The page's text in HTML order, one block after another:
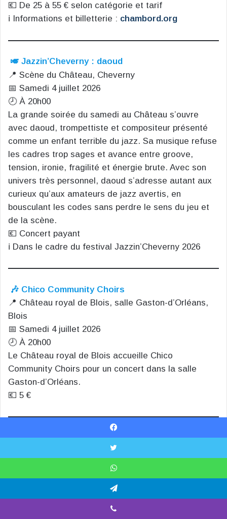
💶 De 25 à 55 € selon catégorie et tarif
ℹ️ Informations et billetterie : chambord.org
🎺 Jazzin’Cheverny : daoud
📍 Scène du Château, Cheverny
📅 Samedi 4 juillet 2026
🕗 À 20h00
La grande soirée du samedi au Château s’ouvre
avec daoud, trompettiste et compositeur présenté
comme un enfant terrible du jazz. Sa musique refuse
les cadres trop sages et avance entre groove,
tension, ironie, fragilité et énergie brute. Avec son
univers très personnel, daoud s’adresse autant aux
curieux qu’aux amateurs de jazz avertis, en
bousculant les codes sans perdre le sens du jeu et
de la scène.
💶 Concert payant
ℹ️ Dans le cadre du festival Jazzin’Cheverny 2026
🎶 Chico Community Choirs
📍 Château royal de Blois, salle Gaston-d’Orléans,
Blois
📅 Samedi 4 juillet 2026
🕗 À 20h00
Le Château royal de Blois accueille Chico
Community Choirs pour un concert dans la salle
Gaston-d’Orléans.
💶 5 €
💃 Festival « Blois Danse » : spectacle (Re-)Write
📍 Campus La Providence, 11 rue Saintes-Maries,
Blois
Facebook
X
WhatsApp
Telegram